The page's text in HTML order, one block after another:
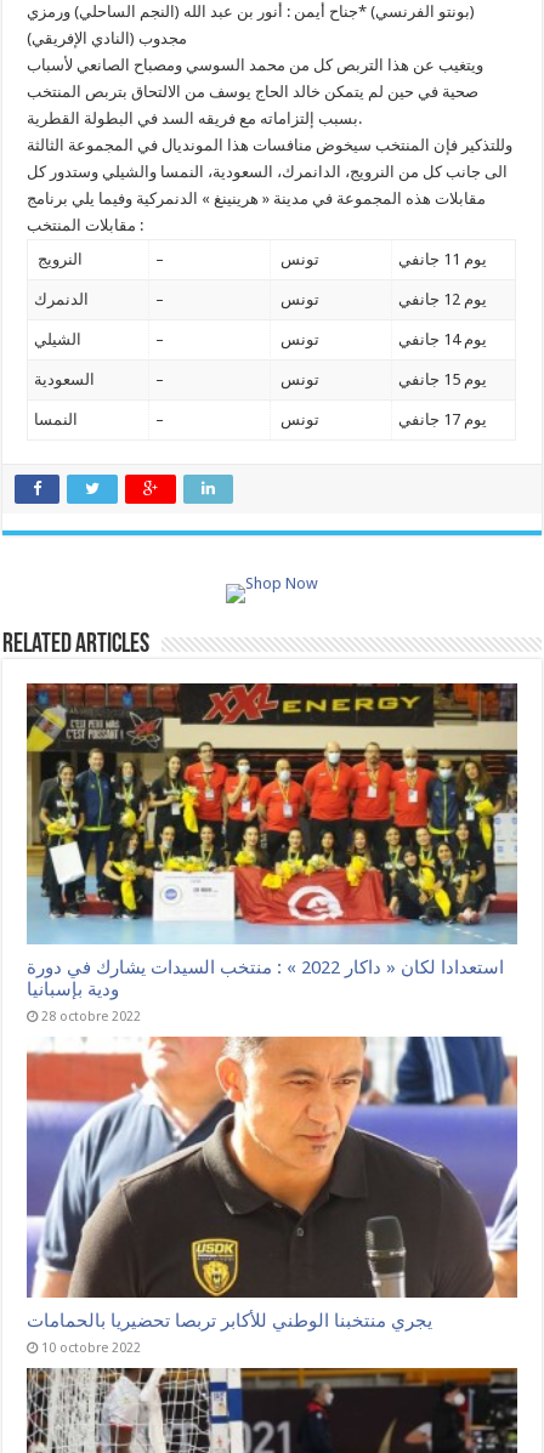
(بونتو الفرنسي) *جناح أيمن : أنور بن عبد الله (النجم الساحلي) ورمزي
مجدوب (النادي الإفريقي)
ويتغيب عن هذا التربص كل من محمد السوسي ومصباح الصانعي لأسباب
صحية في حين لم يتمكن خالد الحاج يوسف من الالتحاق بتربص المنتخب
بسبب إلتزاماته مع فريقه السد في البطولة القطرية.
وللتذكير فإن المنتخب سيخوض منافسات هذا المونديال في المجموعة الثالثة
الى جانب كل من النرويج، الدانمرك، السعودية، النمسا والشيلي وستدور كل
مقابلات هذه المجموعة في مدينة « هرينينغ » الدنمركية وفيما يلي برنامج
مقابلات المنتخب :
النرويج
– تونس يوم 11 جانفي
الدنمرك – تونس يوم 12 جانفي
الشيلي – تونس يوم 14 جانفي
السعودية – تونس يوم 15 جانفي
النمسا – تونس يوم 17 جانفي
Related Articles
استعدادا لكان « داكار 2022 » : منتخب السيدات يشارك في دورة
ودية بإسبانيا
28 octobre 2022
يجري منتخبنا الوطني للأكابر تربصا تحضيريا بالحمامات
10 octobre 2022